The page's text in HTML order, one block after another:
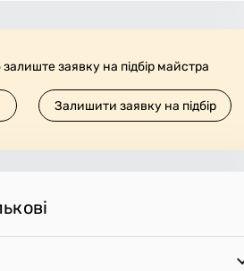
заявку на підбір майстра
Залишити заявку на підбір